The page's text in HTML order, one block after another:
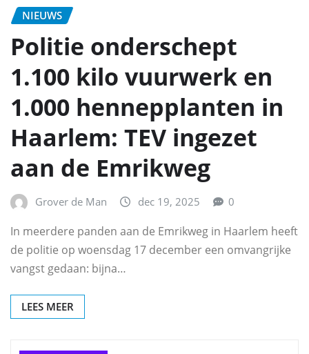
NIEUWS
Politie onderschept
1.100 kilo vuurwerk en
1.000 hennepplanten in
Haarlem: TEV ingezet
aan de Emrikweg
Grover de Man dec 19, 2025 0
In meerdere panden aan de Emrikweg in Haarlem heeft
de politie op woensdag 17 december een omvangrijke
vangst gedaan: bijna…
LEES MEER